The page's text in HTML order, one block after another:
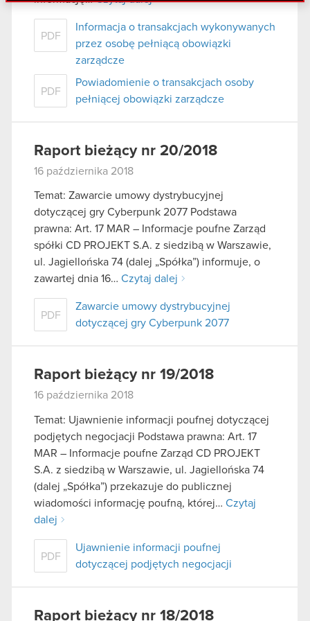
danymi otrzymanymi od Ciebie lub uzyskanymi
podczas korzystania z ich usług. Kontynuując
korzystanie z naszej witryny, zgadasz się na
używanie plików cookie.
PDF
Informacja o transakcjach wykonywanych
przez osobę pełniącą obowiązki
zarządcze
PDF
Powiadomienie o transakcjach osoby
pełniącej obowiązki zarządcze
Raport bieżący nr 20/2018
16 października 2018
Temat: Zawarcie umowy dystrybucyjnej
dotyczącej gry Cyberpunk 2077 Podstawa
prawna: Art. 17 MAR – Informacje poufne Zarząd
spółki CD PROJEKT S.A. z siedzibą w Warszawie,
ul. Jagiellońska 74 (dalej „Spółka”) informuje, o
zawartej dnia 16… Czytaj dalej
PDF
Zawarcie umowy dystrybucyjnej
dotyczącej gry Cyberpunk 2077
Raport bieżący nr 19/2018
16 października 2018
Temat: Ujawnienie informacji poufnej dotyczącej
podjętych negocjacji Podstawa prawna: Art. 17
MAR – Informacje poufne Zarząd CD PROJEKT
S.A. z siedzibą w Warszawie, ul. Jagiellońska 74
(dalej „Spółka”) przekazuje do publicznej
wiadomości informację poufną, której… Czytaj
dalej
PDF
Ujawnienie informacji poufnej
dotyczącej podjętych negocjacji
Raport bieżący nr 18/2018